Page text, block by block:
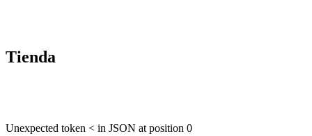
Tienda
Unexpected token < in JSON at position 0